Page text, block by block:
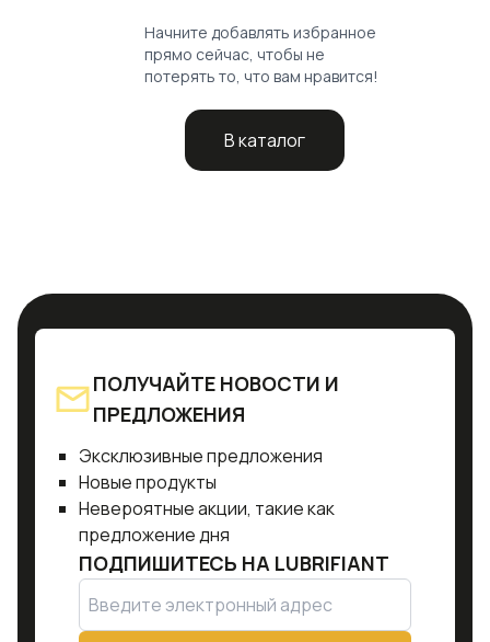
Начните добавлять избранное
прямо сейчас, чтобы не
потерять то, что вам нравится!
В каталог
ПОЛУЧАЙТЕ НОВОСТИ И
ПРЕДЛОЖЕНИЯ
Эксклюзивные предложения
Новые продукты
Невероятные акции, такие как
предложение дня
ПОДПИШИТЕСЬ НА LUBRIFIANT